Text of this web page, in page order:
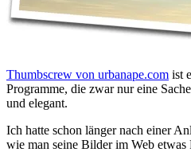
Thumbscrew von urbanape.com ist
Programme, die zwar nur eine
und elegant.
Ich hatte schon länger nach einer
wie man seine Bilder im Web etwas